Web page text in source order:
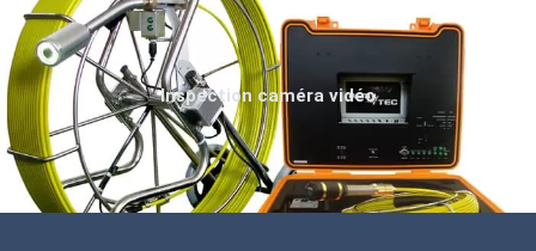
Inspection caméra vidéo